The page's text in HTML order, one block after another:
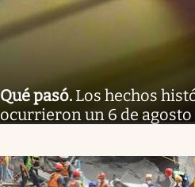
Qué pasó. Los hechos
ocurrieron un 6 de